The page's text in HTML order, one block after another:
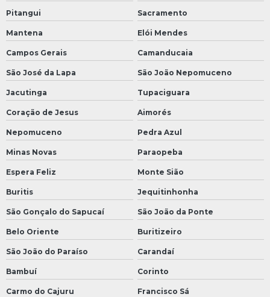
Pitangui Sacramento
Mantena Elói Mendes
Campos Gerais Camanducaia
São José da Lapa São João Nepomuceno
Jacutinga Tupaciguara
Coração de Jesus Aimorés
Nepomuceno Pedra Azul
Minas Novas Paraopeba
Espera Feliz Monte Sião
Buritis Jequitinhonha
São Gonçalo do Sapucaí São João da Ponte
Belo Oriente Buritizeiro
São João do Paraíso Carandaí
Bambuí Corinto
Carmo do Cajuru Francisco Sá